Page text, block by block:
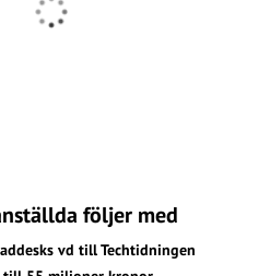
följer med
vd till Techtidningen